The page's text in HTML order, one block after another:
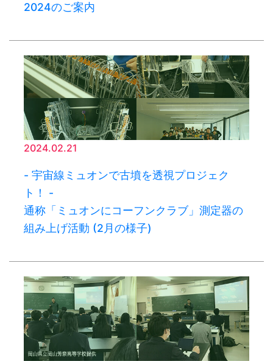
2024のご案内
2024.02.21
- 宇宙線ミュオンで古墳を透視プロジェク
ト！ -
通称「ミュオンにコーフンクラブ」測定器の
組み上げ活動 (2月の様子)